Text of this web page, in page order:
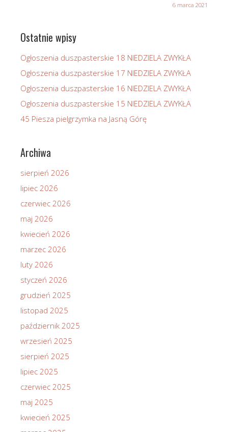
6 marca 2021
Ostatnie wpisy
Ogłoszenia duszpasterskie 18 NIEDZIELA ZWYKŁA
Ogłoszenia duszpasterskie 17 NIEDZIELA ZWYKŁA
Ogłoszenia duszpasterskie 16 NIEDZIELA ZWYKŁA
Ogłoszenia duszpasterskie 15 NIEDZIELA ZWYKŁA
45 Piesza pielgrzymka na Jasną Górę
Archiwa
sierpień 2026
lipiec 2026
czerwiec 2026
maj 2026
kwiecień 2026
marzec 2026
luty 2026
styczeń 2026
grudzień 2025
listopad 2025
październik 2025
wrzesień 2025
sierpień 2025
lipiec 2025
czerwiec 2025
maj 2025
kwiecień 2025